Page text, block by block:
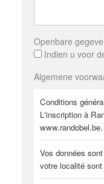
Openbare
Indien u voor
Algemene
Conditions
L'inscription à
www.randobel.be.
Vos données
votre localité